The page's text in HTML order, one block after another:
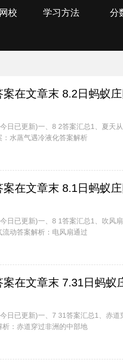
校 学习方法 分
日已更新)一、8 2答案汇总1、夏天
水蒸气遇冷液化答案解析
日已更新)一、8 1答案汇总1、吹风
动答案解析：电风扇通过
日已更新)一、7 31答案汇总1、赤道
：赤道穿过非洲的中部地